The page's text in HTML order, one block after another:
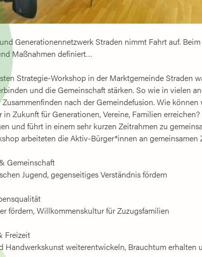
Generationennetzwerk Straden nimmt Fahrt auf.
Maßnahmen definiert…
Strategie-Workshop in der Marktgemeinde Straden
und die Gemeinschaft stärken. So wie in vielen
nach der Gemeindefusion. Wie
in Zukunft für Generationen, Vereine, Familien
und führt in einem sehr kurzen Zeitrahmen zu
arbeiteten die Aktiv-Bürger*innen an gemeinsamen
Gemeinschaft
Jugend, gegenseitiges Verständnis fördern
fördern, Willkommenskultur für Zuzugsfamilien
Freizeit
Handwerkskunst weiterentwickeln, Brauchtum erhalten